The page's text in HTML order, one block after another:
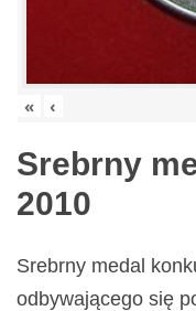
« ‹
Srebrny
2010
Srebrny medal
odbywającego się